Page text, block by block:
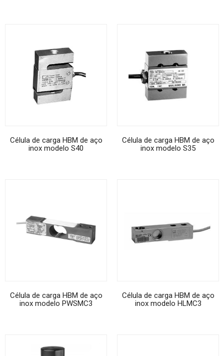
Célula de carga HBM de aço
inox modelo S40
Célula de carga HBM de aço
inox modelo S35
Célula de carga HBM de aço
inox modelo PWSMC3
Célula de carga HBM de aço
inox modelo HLMC3